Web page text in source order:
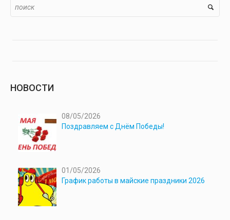
НОВОСТИ
08/05/2026
Поздравляем с Днём Победы!
01/05/2026
График работы в майские праздники 2026